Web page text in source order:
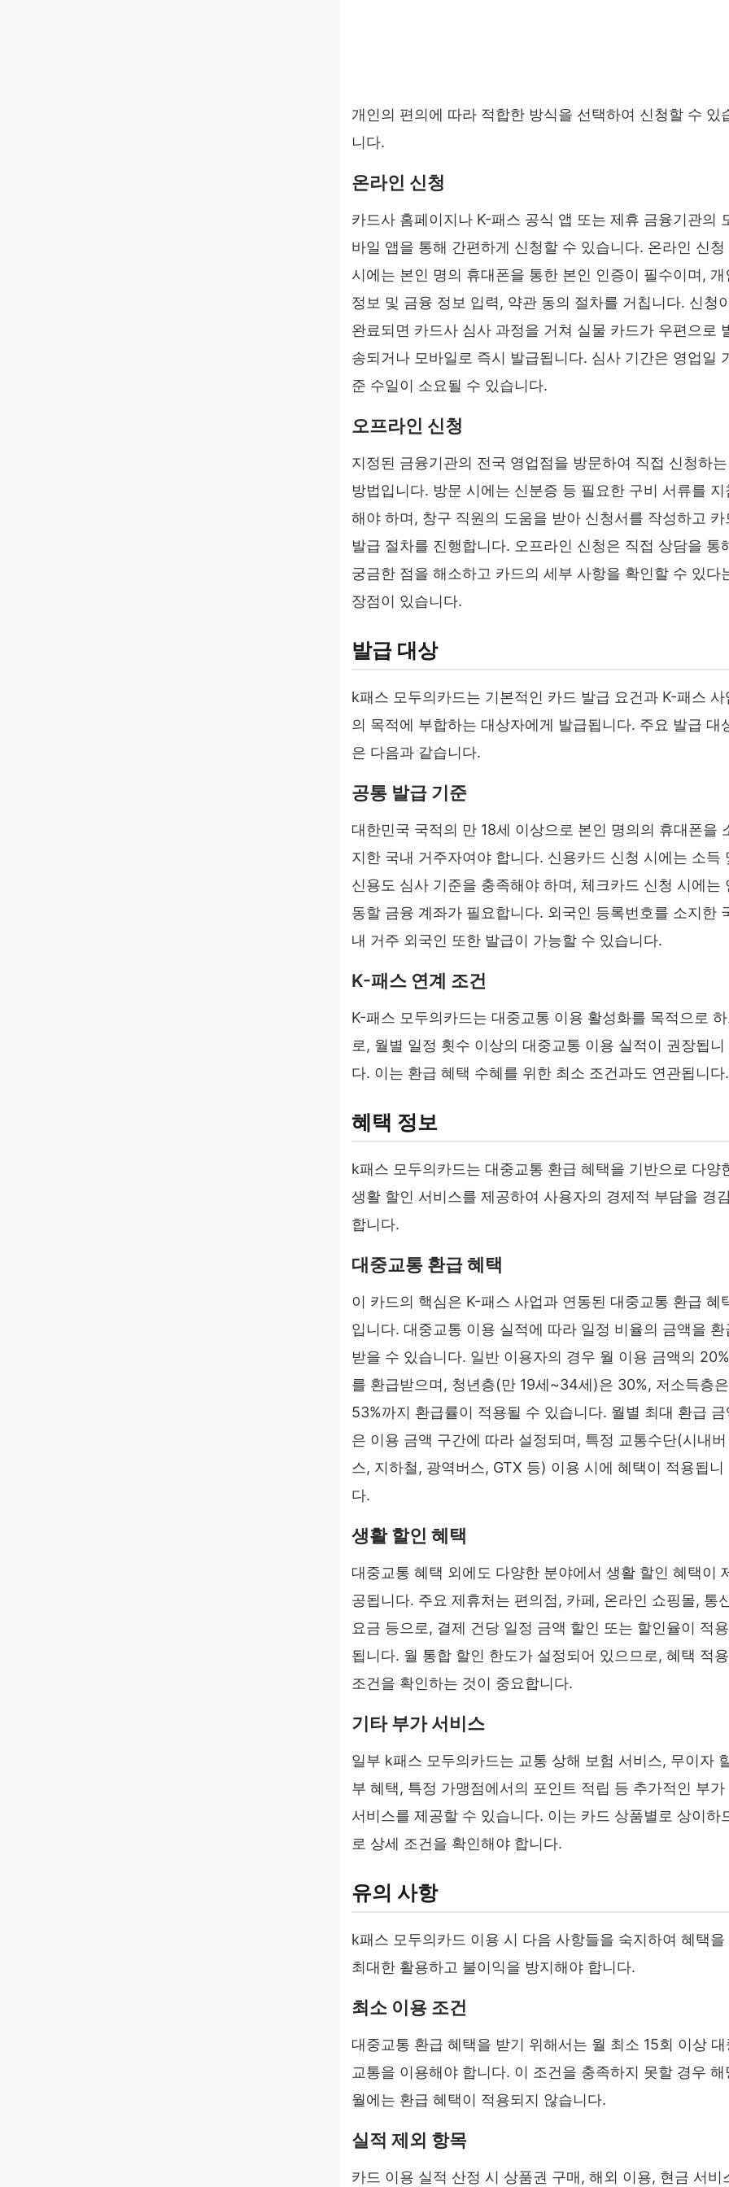
개인의 편의에 따라 적합한 방식을 선택하여 신청할 수 있
니다.
온라인 신청
카드사 홈페이지나 K-패스 공식 앱 또는 제휴 금융기관의
바일 앱을 통해 간편하게 신청할 수 있습니다. 온라인 신청
시에는 본인 명의 휴대폰을 통한 본인 인증이 필수이며, 개
정보 및 금융 정보 입력, 약관 동의 절차를 거칩니다. 신청
완료되면 카드사 심사 과정을 거쳐 실물 카드가 우편으로
송되거나 모바일로 즉시 발급됩니다. 심사 기간은 영업일
준 수일이 소요될 수 있습니다.
오프라인 신청
지정된 금융기관의 전국 영업점을 방문하여 직접 신청하는
방법입니다. 방문 시에는 신분증 등 필요한 구비 서류를 지
해야 하며, 창구 직원의 도움을 받아 신청서를 작성하고 카
발급 절차를 진행합니다. 오프라인 신청은 직접 상담을 통
궁금한 점을 해소하고 카드의 세부 사항을 확인할 수 있다
장점이 있습니다.
발급 대상
k패스 모두의카드는 기본적인 카드 발급 요건과 K-패스 사
의 목적에 부합하는 대상자에게 발급됩니다. 주요 발급 대
은 다음과 같습니다.
공통 발급 기준
대한민국 국적의 만 18세 이상으로 본인 명의의 휴대폰을
지한 국내 거주자여야 합니다. 신용카드 신청 시에는 소득
신용도 심사 기준을 충족해야 하며, 체크카드 신청 시에는
동할 금융 계좌가 필요합니다. 외국인 등록번호를 소지한
내 거주 외국인 또한 발급이 가능할 수 있습니다.
K-패스 연계 조건
K-패스 모두의카드는 대중교통 이용 활성화를 목적으로 하
로, 월별 일정 횟수 이상의 대중교통 이용 실적이 권장됩니
다. 이는 환급 혜택 수혜를 위한 최소 조건과도 연관됩니다.
혜택 정보
k패스 모두의카드는 대중교통 환급 혜택을 기반으로 다양
생활 할인 서비스를 제공하여 사용자의 경제적 부담을 경
합니다.
대중교통 환급 혜택
이 카드의 핵심은 K-패스 사업과 연동된 대중교통 환급 혜
입니다. 대중교통 이용 실적에 따라 일정 비율의 금액을 환
받을 수 있습니다. 일반 이용자의 경우 월 이용 금액의 20%
를 환급받으며, 청년층(만 19세~34세)은 30%, 저소득층은
53%까지 환급률이 적용될 수 있습니다. 월별 최대 환급 금
은 이용 금액 구간에 따라 설정되며, 특정 교통수단(시내버
스, 지하철, 광역버스, GTX 등) 이용 시에 혜택이 적용됩니
다.
생활 할인 혜택
대중교통 혜택 외에도 다양한 분야에서 생활 할인 혜택이
공됩니다. 주요 제휴처는 편의점, 카페, 온라인 쇼핑몰, 통
요금 등으로, 결제 건당 일정 금액 할인 또는 할인율이 적용
됩니다. 월 통합 할인 한도가 설정되어 있으므로, 혜택 적용
조건을 확인하는 것이 중요합니다.
기타 부가 서비스
일부 k패스 모두의카드는 교통 상해 보험 서비스, 무이자
부 혜택, 특정 가맹점에서의 포인트 적립 등 추가적인 부가
서비스를 제공할 수 있습니다. 이는 카드 상품별로 상이하
로 상세 조건을 확인해야 합니다.
유의 사항
k패스 모두의카드 이용 시 다음 사항들을 숙지하여 혜택을
최대한 활용하고 불이익을 방지해야 합니다.
최소 이용 조건
대중교통 환급 혜택을 받기 위해서는 월 최소 15회 이상 대
교통을 이용해야 합니다. 이 조건을 충족하지 못할 경우 해
월에는 환급 혜택이 적용되지 않습니다.
실적 제외 항목
카드 이용 실적 산정 시 상품권 구매, 해외 이용, 현금 서비